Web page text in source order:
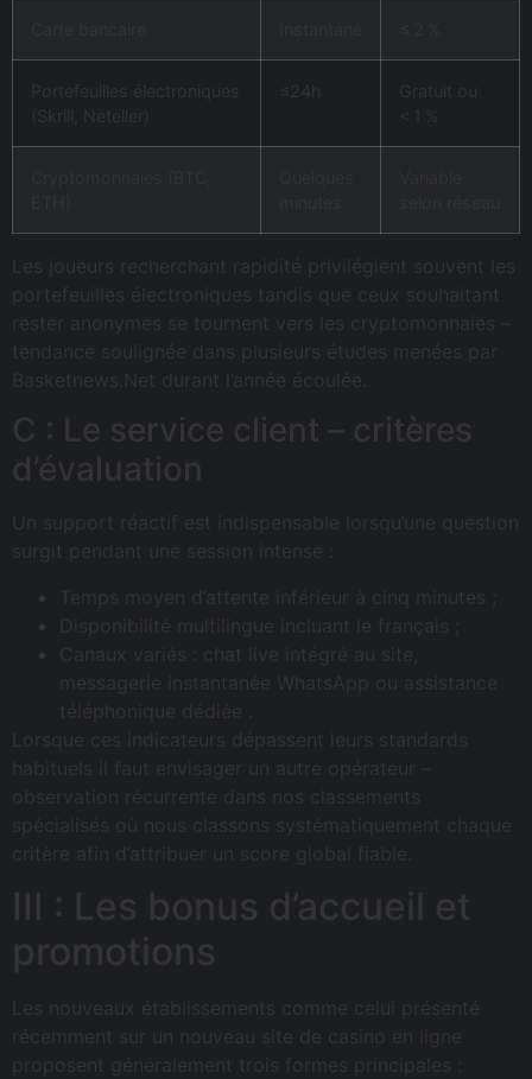
Portefeuilles électroniques
(Skrill, Neteller)
≤24h
Gratuit ou
Les joueurs recherchant rapidité privilégient souvent les
portefeuilles électroniques tandis que ceux souhaitant
rester anonymes se tournent vers les cryptomonnaies –
tendance soulignée dans plusieurs études menées par
Basketnews.Net durant l’année écoulée.
C : Le service client – critères
d’évaluation
Un support réactif est indispensable lorsqu’une question
surgit pendant une session intense :
Temps moyen d’attente inférieur à cinq minutes ;
Disponibilité multilingue incluant le français ;
Canaux variés : chat live intégré au site,
messagerie instantanée WhatsApp ou assistance
téléphonique dédiée .
Lorsque ces indicateurs dépassent leurs standards
habituels il faut envisager un autre opérateur –
observation récurrente dans nos classements
spécialisés où nous classons systématiquement chaque
critère afin d’attribuer un score global fiable.
III : Les bonus d’accueil et
promotions
Les nouveaux établissements comme celui présenté
récemment sur un nouveau site de casino en ligne
proposent généralement trois formes principales :